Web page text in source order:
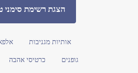
הצגת רשימת סימני
אותיות מגניבות
כרטיסי אהבה גופנים